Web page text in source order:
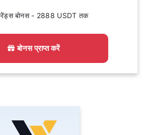
बोनस - 2888 USDT तक
बोनस प्राप्त करें